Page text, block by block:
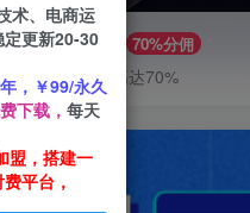
推广赚钱 70%分佣
推广返佣高达70%
术、电商运
更新20-30
，￥99/永久
下载， 每天
盟，搭建一
平台，